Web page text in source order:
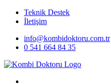
Teknik Destek
İletişim
info@kombidoktoru.com.tr
0 541 664 84 35